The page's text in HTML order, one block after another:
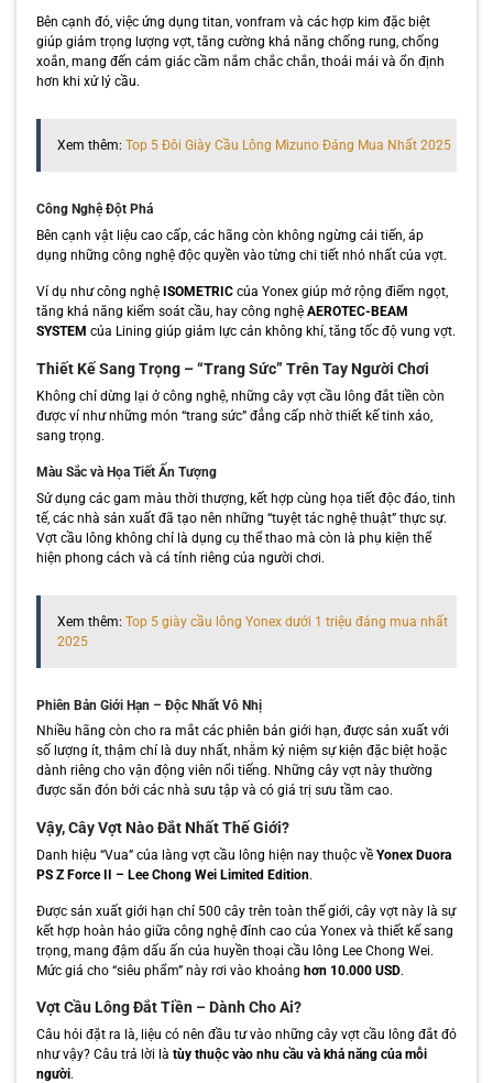
Bên cạnh đó, việc ứng dụng titan, vonfram và các hợp kim đặc biệt
giúp giảm trọng lượng vợt, tăng cường khả năng chống rung, chống
xoắn, mang đến cảm giác cầm nắm chắc chắn, thoải mái và ổn định
hơn khi xử lý cầu.
Xem thêm: Top 5 Đôi Giày Cầu Lông Mizuno Đáng Mua Nhất 2025
Công Nghệ Đột Phá
Bên cạnh vật liệu cao cấp, các hãng còn không ngừng cải tiến, áp
dụng những công nghệ độc quyền vào từng chi tiết nhỏ nhất của vợt.
Ví dụ như công nghệ ISOMETRICcủa Yonex giúp mở rộng điểm ngọt,
tăng khả năng kiểm soát cầu, hay công nghệ AEROTEC-BEAM
SYSTEM của Lining giúp giảm lực cản không khí, tăng tốc độ vung vợt.
Thiết Kế Sang Trọng – “Trang Sức” Trên Tay Người Chơi
Không chỉ dừng lại ở công nghệ, những cây vợt cầu lông đắt tiền còn
được ví như những món “trang sức” đẳng cấp nhờ thiết kế tinh xảo,
sang trọng.
Màu Sắc và Họa Tiết Ấn Tượng
Sử dụng các gam màu thời thượng, kết hợp cùng họa tiết độc đáo, tinh
tế, các nhà sản xuất đã tạo nên những “tuyệt tác nghệ thuật” thực sự.
Vợt cầu lông không chỉ là dụng cụ thể thao mà còn là phụ kiện thể
hiện phong cách và cá tính riêng của người chơi.
Xem thêm: Top 5 giày cầu lông Yonex dưới 1 triệu đáng mua nhất
2025
Phiên Bản Giới Hạn – Độc Nhất Vô Nhị
Nhiều hãng còn cho ra mắt các phiên bản giới hạn, được sản xuất với
số lượng ít, thậm chí là duy nhất, nhằm kỷ niệm sự kiện đặc biệt hoặc
dành riêng cho vận động viên nổi tiếng. Những cây vợt này thường
được săn đón bởi các nhà sưu tập và có giá trị sưu tầm cao.
Vậy, Cây Vợt Nào Đắt Nhất Thế Giới?
Danh hiệu “Vua” của làng vợt cầu lông hiện nay thuộc về Yonex Duora
PS Z Force II – Lee Chong Wei Limited Edition.
Được sản xuất giới hạn chỉ 500 cây trên toàn thế giới, cây vợt này là sự
kết hợp hoàn hảo giữa công nghệ đỉnh cao của Yonex và thiết kế sang
trọng, mang đậm dấu ấn của huyền thoại cầu lông Lee Chong Wei.
Mức giá cho “siêu phẩm” này rơi vào khoảng hơn 10.000 USD.
Vợt Cầu Lông Đắt Tiền – Dành Cho Ai?
Câu hỏi đặt ra là, liệu có nên đầu tư vào những cây vợt cầu lông đắt đỏ
như vậy? Câu trả lời là tùy thuộc vào nhu cầu và khả năng của mỗi
người.